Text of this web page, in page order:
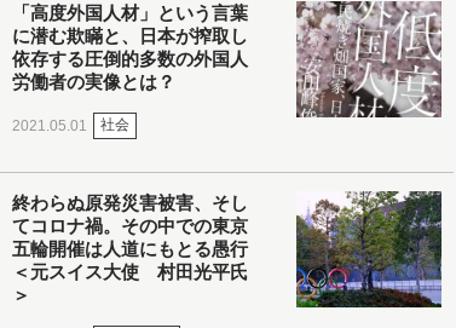
「高度外国人材」という言葉
に潜む欺瞞と、日本が搾取し
依存する圧倒的多数の外国人
労働者の実像とは？
2021.05.01 社会
終わらぬ原発災害被害、そし
てコロナ禍。その中での東京
五輪開催は人道にもとる愚行
＜元スイス大使 村田光平氏
＞